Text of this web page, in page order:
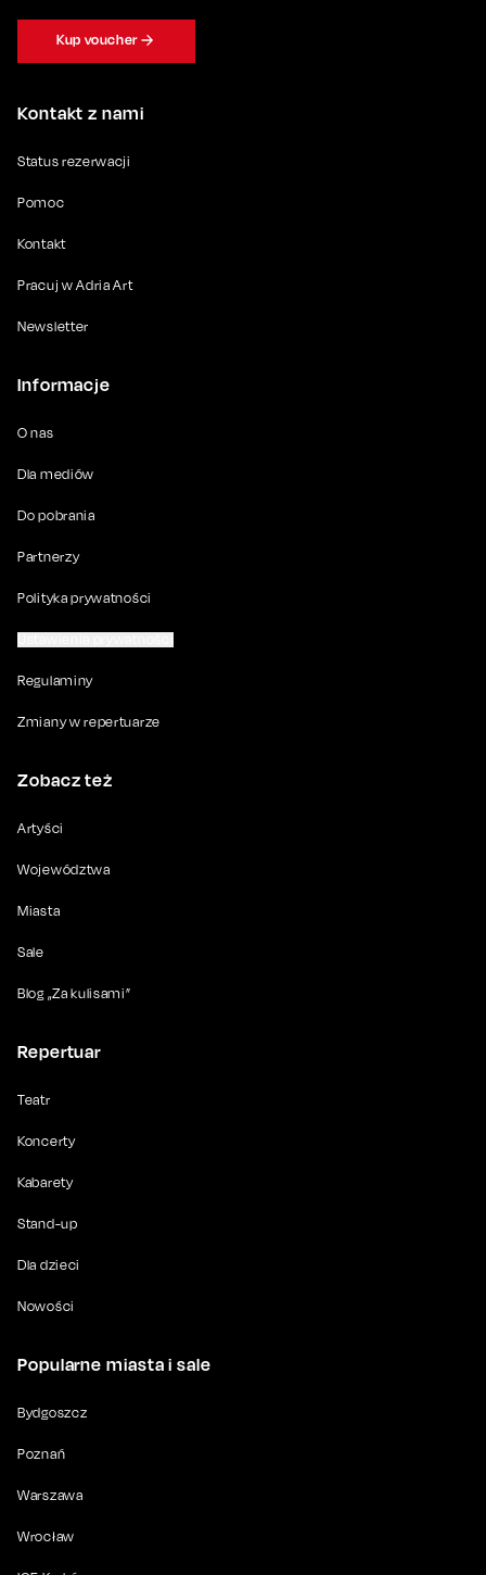
Kontakt z nami
Status rezerwacji
Pomoc
Kontakt
Pracuj w Adria Art
Newsletter
Informacje
O nas
Dla mediów
Do pobrania
Partnerzy
Polityka prywatności
Regulaminy
Zmiany w repertuarze
Zobacz też
Artyści
Województwa
Miasta
Sale
Blog „Za kulisami”
Repertuar
Teatr
Koncerty
Kabarety
Stand-up
Dla dzieci
Nowości
Popularne miasta i sale
Bydgoszcz
Poznań
Warszawa
Wrocław
Kup voucher